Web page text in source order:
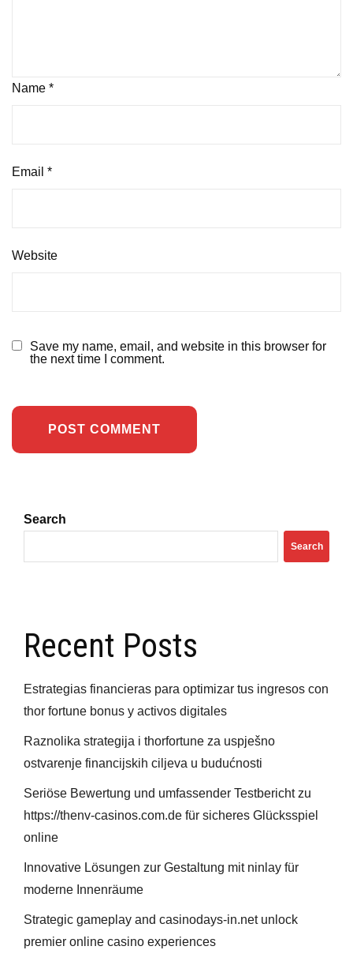
Name *
Email *
Website
Save my name, email, and website in this browser for
the next time I comment.
Search
Search
Recent Posts
Estrategias financieras para optimizar tus ingresos con
thor fortune bonus y activos digitales
Raznolika strategija i thorfortune za uspješno
ostvarenje financijskih ciljeva u budućnosti
Seriöse Bewertung und umfassender Testbericht zu
https://thenv-casinos.com.de für sicheres Glücksspiel
online
Innovative Lösungen zur Gestaltung mit ninlay für
moderne Innenräume
Strategic gameplay and casinodays-in.net unlock
premier online casino experiences